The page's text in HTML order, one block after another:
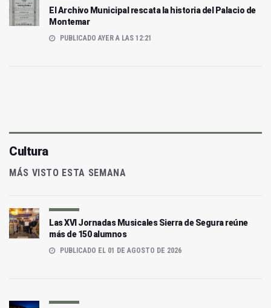
El Archivo Municipal rescata la historia del Palacio de
Montemar
PUBLICADO AYER A LAS 12:21
Cultura
MÁS VISTO ESTA SEMANA
Las XVI Jornadas Musicales Sierra de Segura reúne
más de 150 alumnos
PUBLICADO EL 01 DE AGOSTO DE 2026